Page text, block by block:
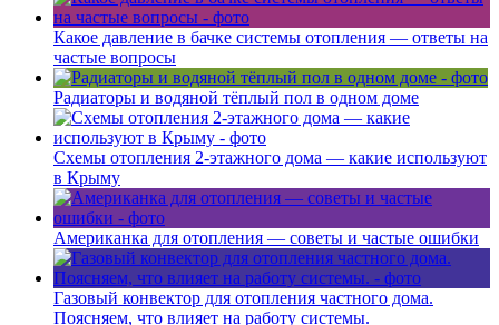
Какое давление в бачке системы отопления — ответы на
частые вопросы
Радиаторы и водяной тёплый пол в одном доме
Схемы отопления 2-этажного дома — какие используют
в Крыму
Американка для отопления — советы и частые ошибки
Газовый конвектор для отопления частного дома.
Поясняем, что влияет на работу системы.